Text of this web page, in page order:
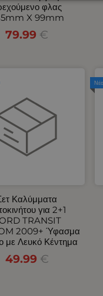
φλας
X 99mm
79.99 €
Καλύμματα
για 2+1
TRANSIT
2009+ Ύφασμα
με Λευκό Κέντημα
49.99 €